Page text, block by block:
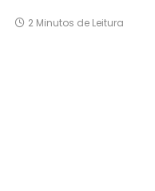
2 Minutos de Leitura